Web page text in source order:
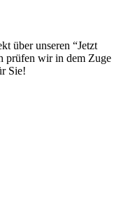
über unseren “Jetzt
prüfen wir in dem Zuge
Sie!